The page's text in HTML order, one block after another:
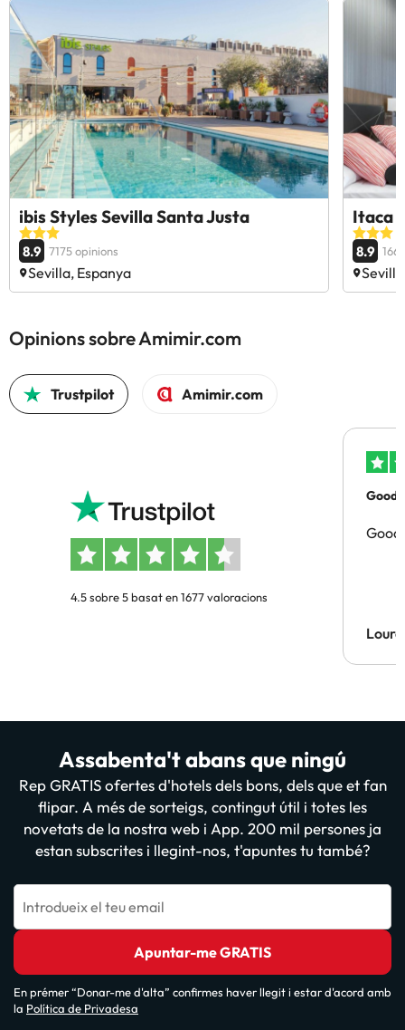
ibis Styles Sevilla Santa Justa
8.9 7175 opinions
Sevilla, Espanya
Itaca
8.9
Opinions sobre Amimir.com
Trustpilot Amimir.com
4.5 sobre 5 basat en 1677 valoracions
Good
Good
Assabenta't abans que ningú
Rep GRATIS ofertes d'hotels dels bons, dels que et fan
flipar. A més de sorteigs, contingut útil i totes les
novetats de la nostra web i App. 200 mil persones ja
estan subscrites i llegint-nos, t'apuntes tu també?
Introdueix el teu email
Apuntar-me GRATIS
En prémer “Donar-me d'alta” confirmes haver llegit i estar d'acord amb
la Política de Privadesa